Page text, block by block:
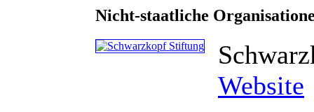
Nicht-staatliche
Website